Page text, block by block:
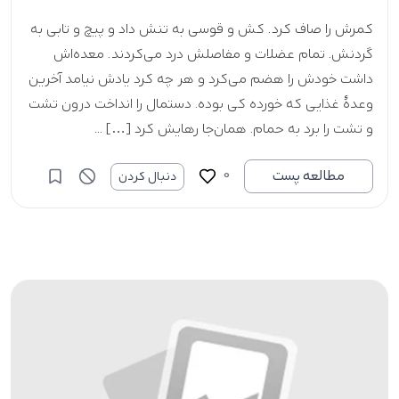
کمرش را صاف کرد. کش و قوسی به تنش داد و پیچ و تابی به
گردنش. تمام عضلات و مفاصلش درد می‌کردند. معده‌اش
داشت خودش را هضم می‌کرد و هر چه کرد یادش نیامد آخرین
وعدۀ غذایی که خورده کی بوده. دستمال را انداخت درون تشت
و تشت را برد به حمام. همان‌جا رهایش کرد […] ...
مطالعه پست
0 دنبال کردن